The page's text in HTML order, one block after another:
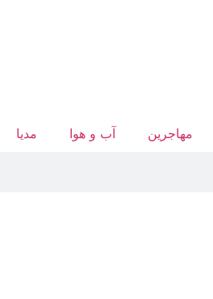
مهاجرین آب‌ و هوا مدیا